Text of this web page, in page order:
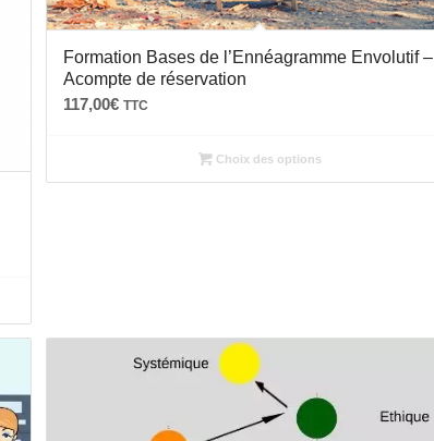
Formation Bases de l’Ennéagramme Envolutif –
Acompte de réservation
117,00€ TTC
Choix des options